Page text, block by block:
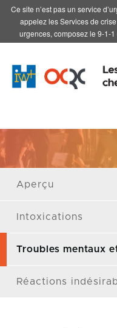
Skip to main content
Ce site n’est pas un service
appelez les Services de
urgences, composez le 9-1-
visualization
Aperçu
Intoxications
Troubles mentaux
Réactions